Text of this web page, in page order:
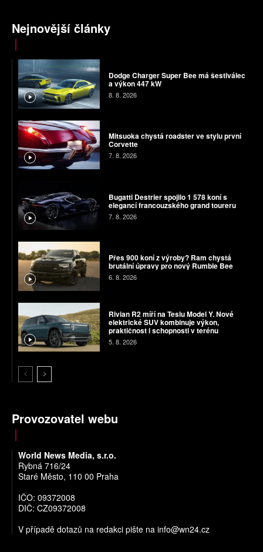
Nejnovější články
Dodge Charger Super Bee má šestiválec
a výkon 447 kW
8. 8. 2026
Mitsuoka chystá roadster ve stylu první
Corvette
7. 8. 2026
Bugatti Destrier spojilo 1 578 koní s
elegancí francouzského grand toureru
7. 8. 2026
Přes 900 koní z výroby? Ram chystá
brutální úpravy pro nový Rumble Bee
6. 8. 2026
Rivian R2 míří na Teslu Model Y. Nové
elektrické SUV kombinuje výkon,
praktičnost i schopnosti v terénu
5. 8. 2026
Provozovatel webu
World News Media, s.r.o.
Rybná 716/24
Staré Město, 110 00 Praha
IČO: 09372008
DIČ: CZ09372008
V případě dotazů na redakci pište na info@wn24.cz